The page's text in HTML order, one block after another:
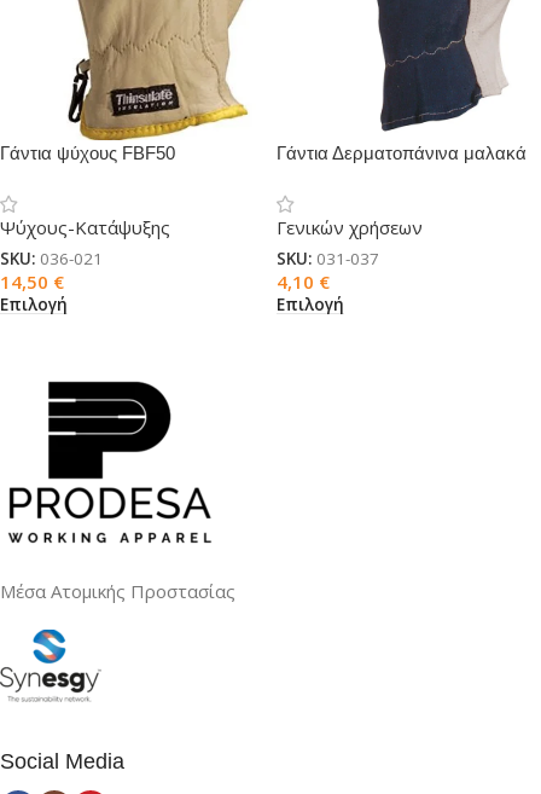
Γάντια ψύχους FBF50
Ψύχους-Κατάψυξης
SKU: 036-021
14,50 €
Επιλογή
Γάντια Δερματοπάνινα μαλακά
Γενικών χρήσεων
SKU: 031-037
4,10 €
Επιλογή
Μέσα Ατομικής Προστασίας
Social Media